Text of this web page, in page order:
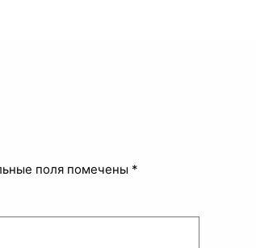
поля помечены *